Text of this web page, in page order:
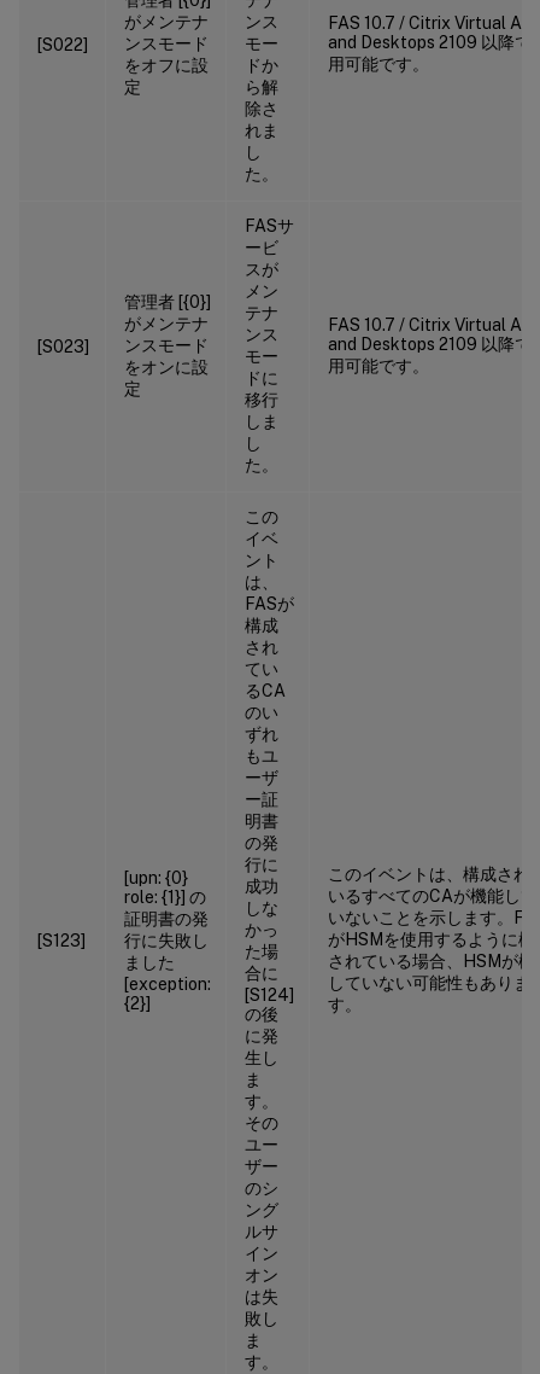
[S022]
がメンテナ
ンスモード
をオフに設
定
ンス
モー
ドか
ら解
除さ
れま
し
た。
FAS 10.7 / Citrix Virtual
and Desktops 2109 以降で
用可能です。
[S023]
管理者 [{0}]
がメンテナ
ンスモード
をオンに設
定
FASサ
ービ
スが
メン
テナ
ンス
モー
ドに
移行
しま
し
た。
FAS 10.7 / Citrix Virtual
and Desktops 2109 以降で
用可能です。
[S123]
[upn: {0}
role: {1}] の
証明書の発
行に失敗し
ました
[exception:
{2}]
この
イベ
ント
は、
FASが
構成
され
てい
るCA
のい
ずれ
もユ
ーザ
ー証
明書
の発
行に
成功
しな
かっ
た場
合に
[S124]
の後
に発
生し
ま
す。
その
ユー
ザー
のシ
ング
ルサ
イン
オン
は失
敗し
ま
す。
このイベントは、構成され
いるすべてのCAが機能して
いないことを示します。
がHSMを使用するように構
されている場合、HSMが機
していない可能性もありま
す。